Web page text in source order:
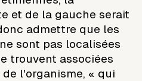
et de la gauche serait
admettre que les
sont pas localisées
trouvent associées
l'organisme, « qui